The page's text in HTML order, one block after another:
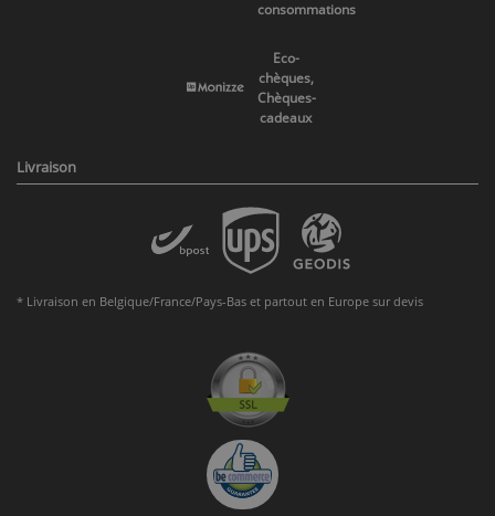
consommations
Eco-
chèques,
Chèques-
cadeaux
Livraison
* Livraison en Belgique/France/Pays-Bas et partout en Europe sur devis